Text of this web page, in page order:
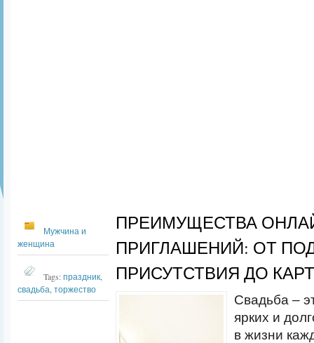
Мужчина и
женщина
Tags:праздник
свадьба торжество
ПРЕИМУЩЕСТВА
ПРИГЛАШЕНИЙ: ОТ
ПРИСУТСТВИЯ ДО
Свадьба –
ярких и
в жизни